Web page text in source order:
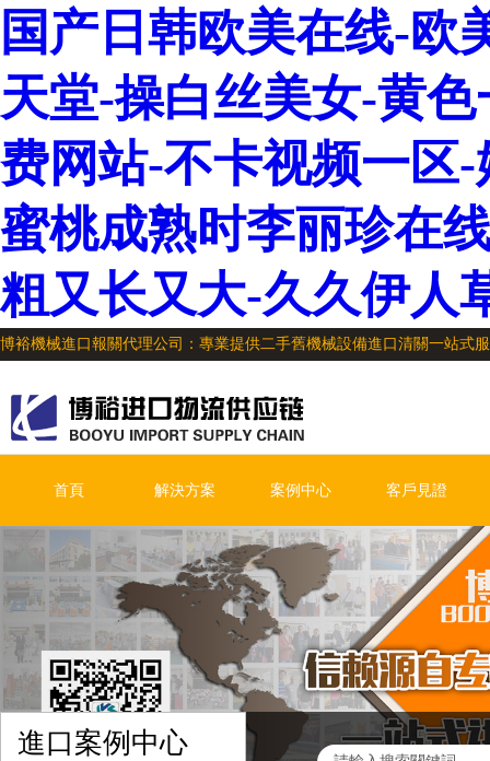
国产日韩欧美在线-欧
天堂-操白丝美女-黄
费网站-不卡视频一区
蜜桃成熟时李丽珍在
粗又长又大-久久伊人
博裕機械進口報關代理公司：專業提供二手舊機械設備進口清關一站式
首頁 解決方案 案例中心 客戶見證
進口案例中心